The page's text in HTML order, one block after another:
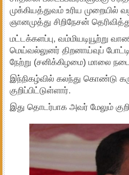
முக்கியத்துவம் உரிய
ஞானமுத்து சிறிநேசன்
மட்டக்களப்பு, வம்மியடியூற்று
மெய்வல்லுனர் திறனாய்வுப்
நேற்று (சனிக்கிழமை) மாலை
இந்நிகழ்வில் கலந்து கொண்டு
குறிப்பிட்டுள்ளார்.
இது தொடர்பாக அவர் மேலும்